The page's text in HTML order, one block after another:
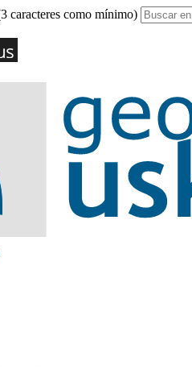
caracteres como mínimo)